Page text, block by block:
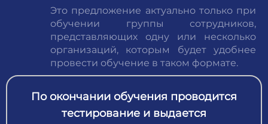
Это предложение актуально только при
обучении группы сотрудников,
представляющих одну или несколько
организаций, которым будет удобнее
провести обучение в таком формате.
По окончании обучения проводится
тестирование и выдается